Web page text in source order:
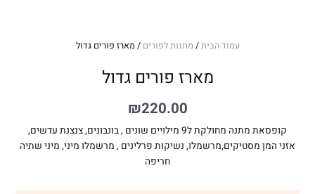
עמוד הבית/ מתנות לפורים / מארז פורים גדול
מארז פורים גדול
₪220.00
קופסאת מתנה מחולקת ל9 מילויים שונים , בונבונים, צנצנת עדשים,
אזני המן מסטיקים,מרשמלו, נשיקות פרלינים , מרשמלו מיני, מיני שתיה
חריפה